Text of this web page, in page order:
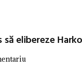
elibereze